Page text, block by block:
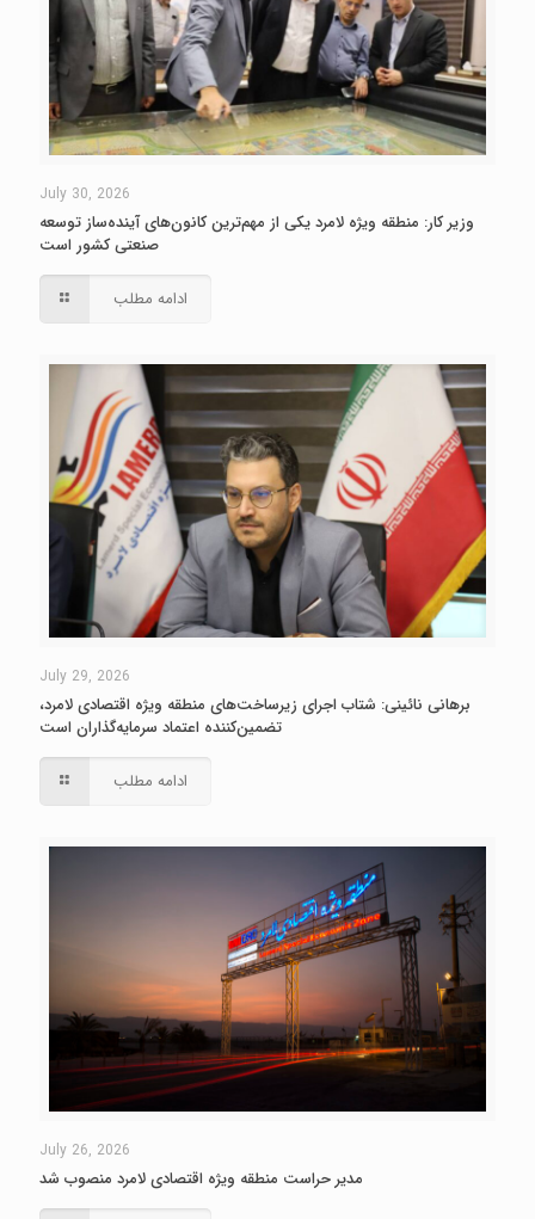
July 30, 2026
وزیر کار: منطقه ویژه لامرد یکی از مهم‌ترین کانون‌های آینده‌ساز توسعه
صنعتی کشور است
ادامه مطلب
July 29, 2026
برهانی نائینی: شتاب اجرای زیرساخت‌های منطقه ویژه اقتصادی لامرد،
تضمین‌کننده اعتماد سرمایه‌گذاران است
ادامه مطلب
July 26, 2026
مدیر حراست منطقه ویژه اقتصادی لامرد منصوب شد